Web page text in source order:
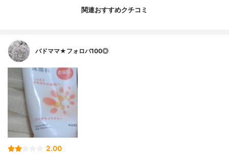
関連おすすめクチコミ
バドママ★フォロバ100◎
2.00